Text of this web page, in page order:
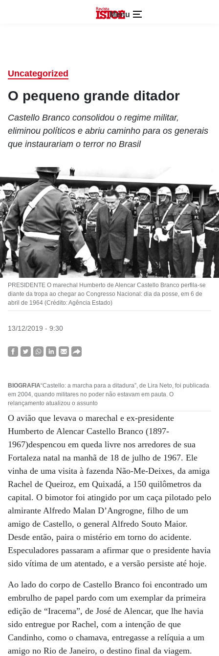
Menu
Uncategorized
O pequeno grande ditador
Castello Branco consolidou o regime militar,
eliminou políticos e abriu caminho para os generais
que instaurariam o terror no Brasil
PRESIDENTE O marechal Humberto de Alencar Castello Branco perfila-se
diante da tropa ao chegar ao Congresso Nacional: dia da posse, em 6 de
abril de 1964 (Crédito: Agência Estado)
13/12/2019 - 9:30
BIOGRAFIA“Castello: a marcha para a ditadura”, de Lira Neto, foi publicada
em 2004, quando militares no poder não estavam em pauta. O
relançamento atualizou o assunto
O avião que levava o marechal e ex-presidente
Humberto de Alencar Castello Branco (1897-
1967)despencou em queda livre nos arredores de sua
Fortaleza natal na manhã de 18 de julho de 1967. Ele
vinha de uma visita à fazenda Não-Me-Deixes, da amiga
Rachel de Queiroz, em Quixadá, a 150 quilômetros da
capital. O bimotor foi atingido por um caça pilotado pelo
almirante Alfredo Malan D’Angrogne, filho de um
amigo de Castello, o general Alfredo Souto Maior.
Desde então, paira o mistério em torno do acidente.
Especuladores passaram a afirmar que o presidente havia
sido vítima de um atentado, e a versão persiste até hoje.
Ao lado do corpo de Castello Branco foi encontrado um
embrulho de papel pardo com um exemplar da primeira
edição de “Iracema”, de José de Alencar, que lhe havia
sido entregue por Rachel, com a intenção de que
Candinho, como o chamava, entregasse a relíquia a um
amigo no Rio de Janeiro, o destino final da viagem.